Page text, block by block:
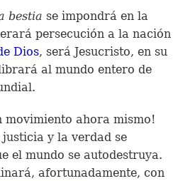
bestia se impondrá en la
persecución a la nación
Dios, será Jesucristo, en su
al mundo entero de
movimiento ahora mismo!
y la verdad se
el mundo se autodestruya.
afortunadamente, con